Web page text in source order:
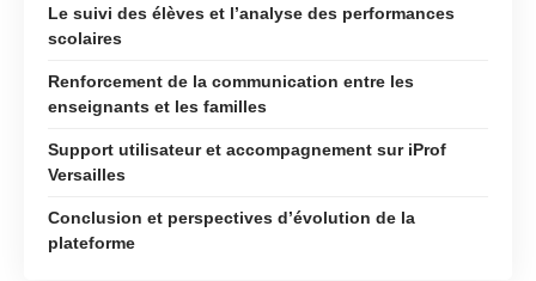
Le suivi des élèves et l’analyse des performances
scolaires
Renforcement de la communication entre les
enseignants et les familles
Support utilisateur et accompagnement sur iProf
Versailles
Conclusion et perspectives d’évolution de la
plateforme